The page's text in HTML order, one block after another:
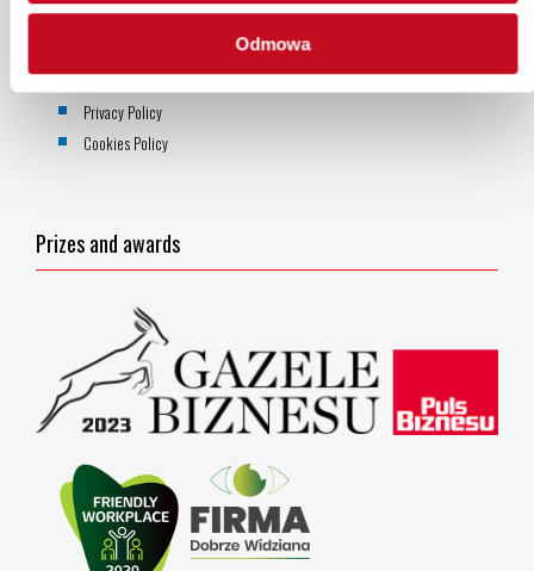
Odmowa
Privacy Policy
Cookies Policy
Prizes and awards